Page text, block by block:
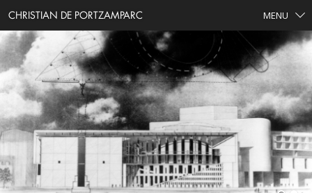
CHRISTIAN DE PORTZAMPARC MENU